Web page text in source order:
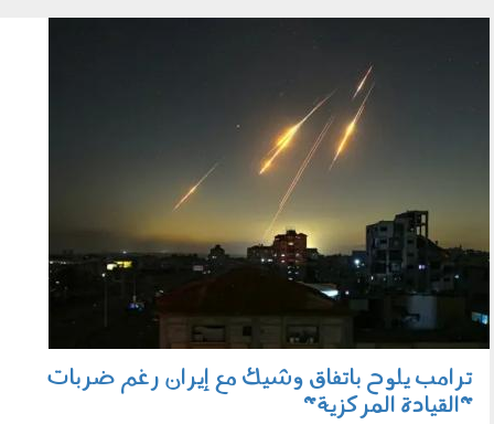
ترامب يلوح باتفاق وشيك مع إيران رغم ضربات
"القيادة المركزية"